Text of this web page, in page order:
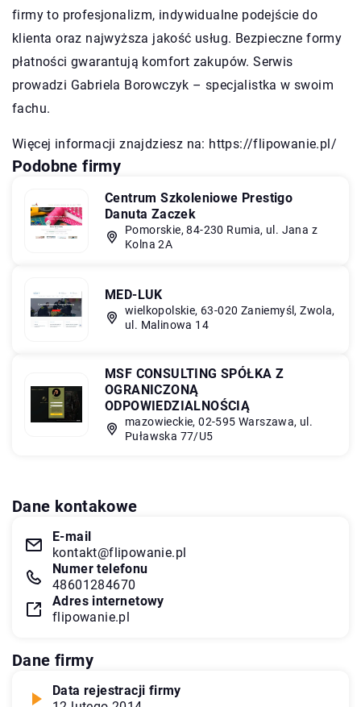
firmy to profesjonalizm, indywidualne podejście do
klienta oraz najwyższa jakość usług. Bezpieczne formy
płatności gwarantują komfort zakupów. Serwis
prowadzi Gabriela Borowczyk – specjalistka w swoim
fachu.
Więcej informacji znajdziesz na: https://flipowanie.pl/
Podobne firmy
Centrum Szkoleniowe Prestigo
Danuta Zaczek
Pomorskie, 84-230 Rumia, ul. Jana z
Kolna 2A
MED-LUK
wielkopolskie, 63-020 Zaniemyśl, Zwola,
ul. Malinowa 14
MSF CONSULTING SPÓŁKA Z
OGRANICZONĄ
ODPOWIEDZIALNOŚCIĄ
mazowieckie, 02-595 Warszawa, ul.
Puławska 77/U5
Dane kontakowe
E-mail
kontakt@flipowanie.pl
Numer telefonu
48601284670
Adres internetowy
flipowanie.pl
Dane firmy
Data rejestracji firmy